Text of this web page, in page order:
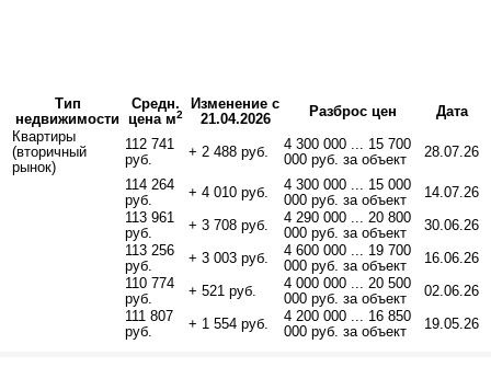
Тип
недвижимости
Средн.
цена м2
Изменение с
21.04.2026
Разброс цен
Дата
Квартиры
(вторичный
рынок)
112 741
руб.
+ 2 488 руб.
4 300 000 ... 15 700
000 руб. за объект
28.07.26
114 264
руб.
+ 4 010 руб.
4 300 000 ... 15 000
000 руб. за объект
14.07.26
113 961
руб.
+ 3 708 руб.
4 290 000 ... 20 800
000 руб. за объект
30.06.26
113 256
руб.
+ 3 003 руб.
4 600 000 ... 19 700
000 руб. за объект
16.06.26
110 774
руб.
+ 521 руб.
4 000 000 ... 20 500
000 руб. за объект
02.06.26
111 807
руб.
+ 1 554 руб.
4 200 000 ... 16 850
000 руб. за объект
19.05.26